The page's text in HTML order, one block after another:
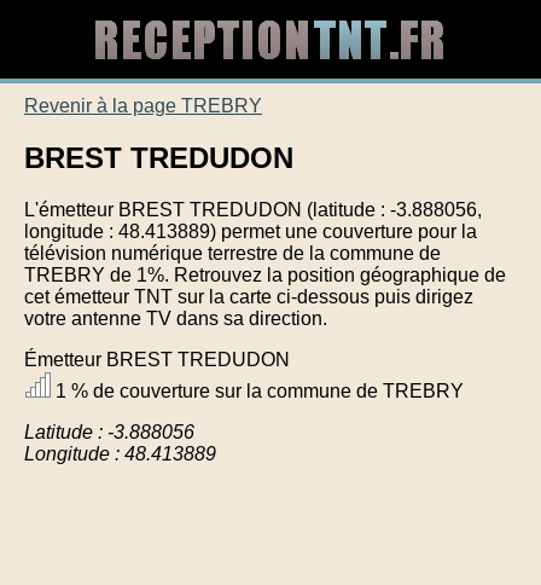
Revenir à la page TREBRY
BREST TREDUDON
L'émetteur BREST TREDUDON (latitude : -3.888056,
longitude : 48.413889) permet une couverture pour la
télévision numérique terrestre de la commune de
TREBRY de 1%. Retrouvez la position géographique de
cet émetteur TNT sur la carte ci-dessous puis dirigez
votre antenne TV dans sa direction.
Émetteur BREST TREDUDON
1 % de couverture sur la commune de TREBRY
Latitude : -3.888056
Longitude : 48.413889